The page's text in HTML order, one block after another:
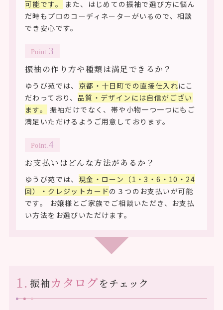
可能です。
また、はじめての振袖で選び方に悩ん
だ時もプロのコーディネーターがいるので、相談
でき安心です。
Point.
振袖の作り方や種類は満足できるか？
ゆうび苑では、 京都・十日町での直接仕入れにこ
だわっており、 品質・デザインには自信がござい
ます。
振袖だけでなく、帯や小物一つ一つにもご
満足いただけるようご用意しております。
Point.
お支払いはどんな方法があるか？
ゆうび苑では、 現金・ローン（1・3・6・10・24
回）・クレジットカード の３つのお支払いが可能
です。 お嬢様とご家族でご相談いただき、お支払
い方法をお選びいただけます。
振袖カタログをチェック